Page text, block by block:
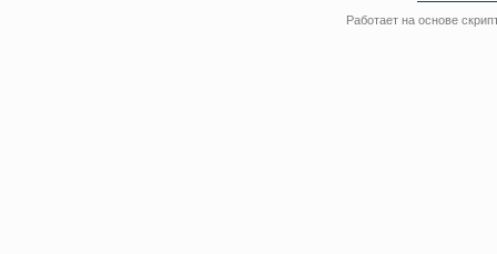
Работает на основе